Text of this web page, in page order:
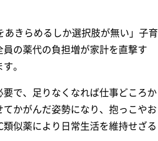
きらめるしか選択肢が無い」子育
の薬代の負担増が家計を直撃す
。
要で、足りなくなれば仕事どころか
かがんだ姿勢になり、抱っこやお
似薬により日常生活を維持せざる